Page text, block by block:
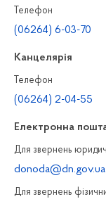
Телефон
(06264) 6-03-70
Канцелярiя
Телефон
(06264) 2-04-55
Електронна
Для звернень
donoda@dn.gov.ua
Для звернень